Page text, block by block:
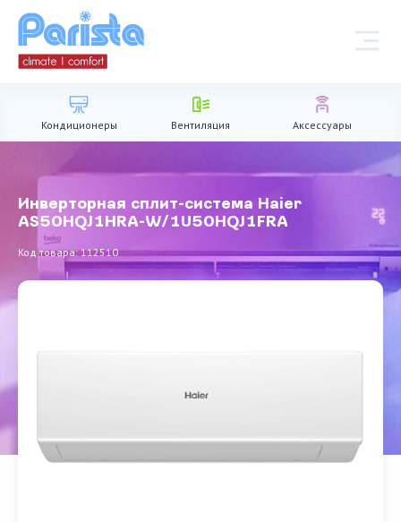
Кондиционеры Вентиляция Аксессуары
Инверторная сплит-система Haier
AS50HQJ1HRA-W/1U50HQJ1FRA
Код товара: 112510